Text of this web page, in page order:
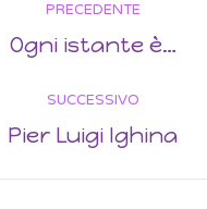
PRECEDENTE
Previous
Ogni istante è…
SUCCESSIVO
Next
Pier Luigi Ighina